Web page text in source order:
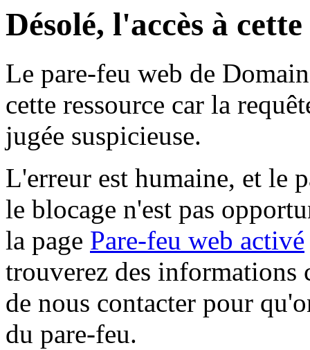
Désolé, l'accès à
Le pare-feu web de
cette ressource car la
jugée suspicieuse.
L'erreur est humaine, et le
le blocage n'est pas
la page Pare-feu web activé
trouverez des informations
de nous contacter pour
du pare-feu.